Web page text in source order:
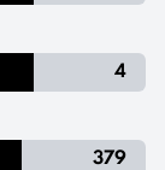
4
379